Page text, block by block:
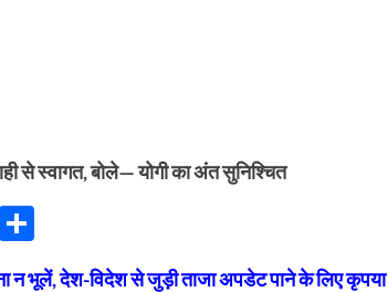
से स्वागत, बोले— योगी का अंत सुनिश्चित
Copy
Link
भूलें, देश-विदेश से जुड़ी ताजा अपडेट पाने के लिए कृपया